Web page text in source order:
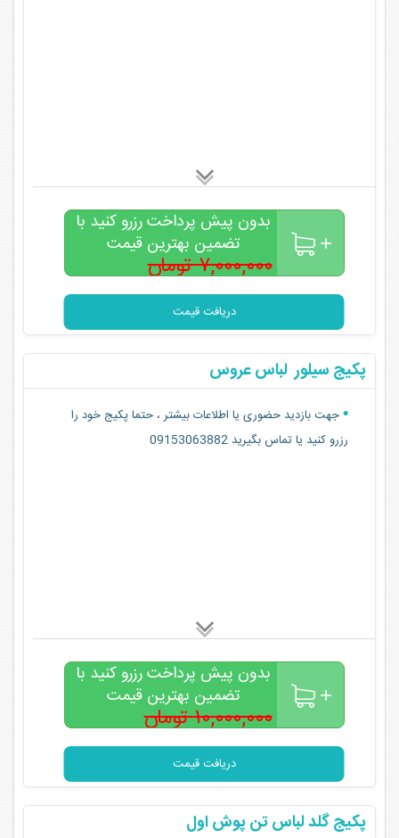
بدون پیش پرداخت رزرو کنید با
تضمین بهترین قیمت
۷,۰۰۰,۰۰۰ تومان
۵,۰۰۰,۰۰۰تومان
دریافت قیمت
پکیج سیلور لباس عروس
جهت بازدید حضوری یا اطلاعات بیشتر ، حتما پکیج خود را
رزرو کنید یا تماس بگیرید 09153063882
بدون پیش پرداخت رزرو کنید با
تضمین بهترین قیمت
۱۰,۰۰۰,۰۰۰ تومان
۷,۰۰۰,۰۰۰تومان
دریافت قیمت
پکیج گلد لباس تن پوش اول